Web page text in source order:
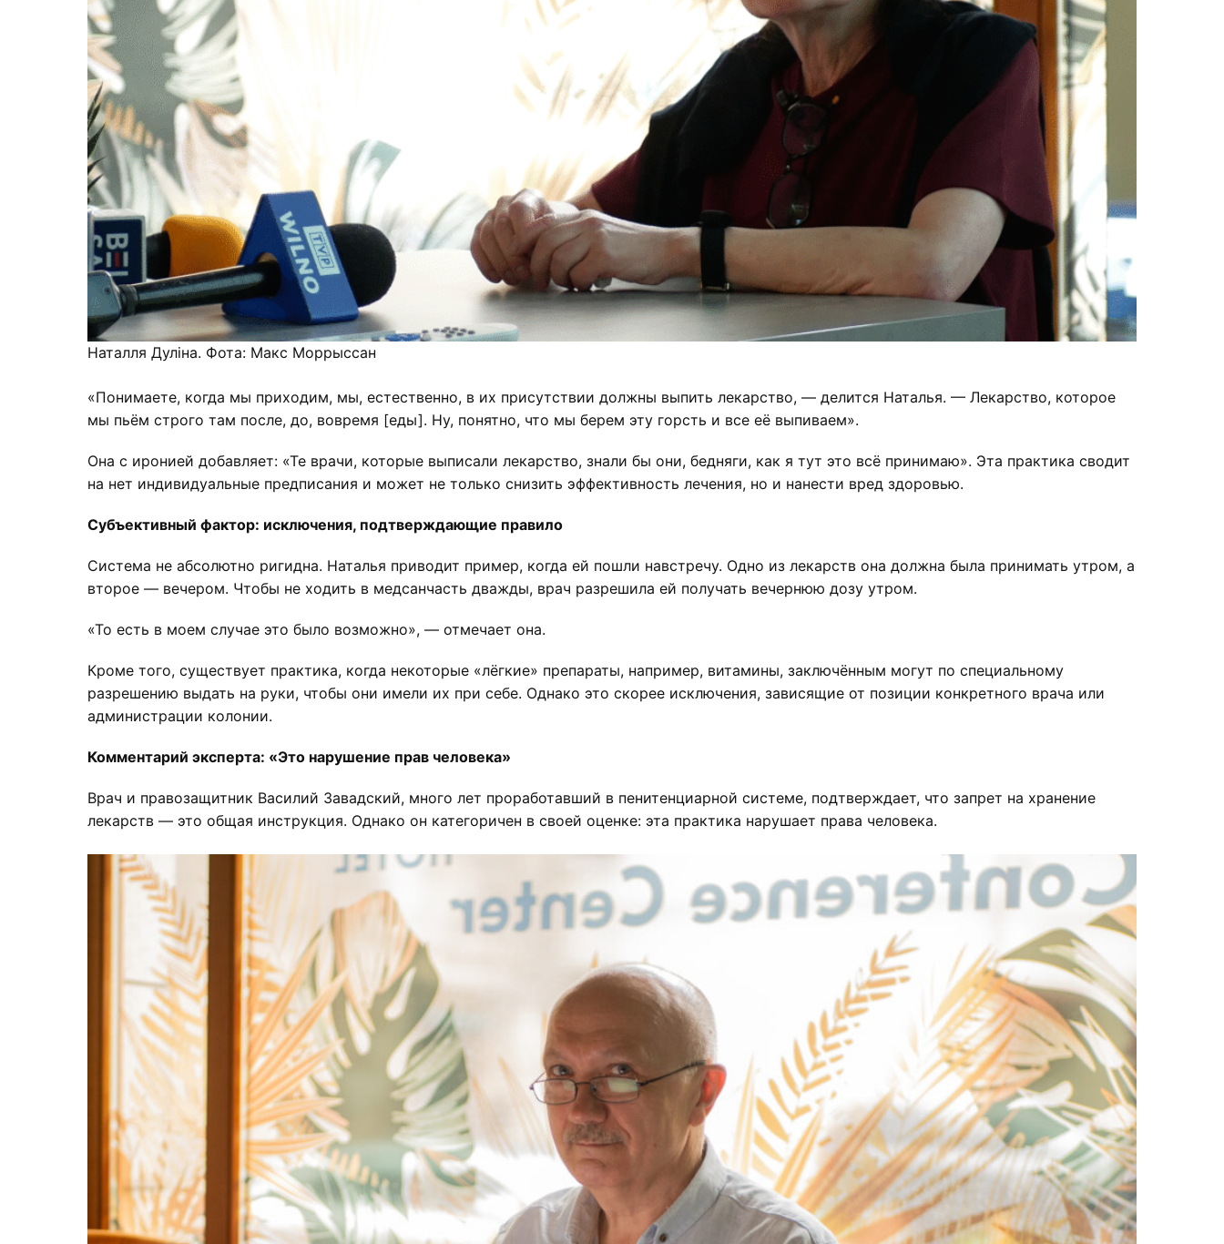
Наталля Дуліна. Фота: Макс Моррыссан
«Понимаете, когда мы приходим, мы, естественно, в их присутствии должны выпить лекарство, — делится Наталья. — Лекарство, которое
мы пьём строго там после, до, вовремя [еды]. Ну, понятно, что мы берем эту горсть и все её выпиваем».
Она с иронией добавляет: «Те врачи, которые выписали лекарство, знали бы они, бедняги, как я тут это всё принимаю». Эта практика сводит
на нет индивидуальные предписания и может не только снизить эффективность лечения, но и нанести вред здоровью.
Субъективный фактор: исключения, подтверждающие правило
Система не абсолютно ригидна. Наталья приводит пример, когда ей пошли навстречу. Одно из лекарств она должна была принимать утром, а
второе — вечером. Чтобы не ходить в медсанчасть дважды, врач разрешила ей получать вечернюю дозу утром.
«То есть в моем случае это было возможно», — отмечает она.
Кроме того, существует практика, когда некоторые «лёгкие» препараты, например, витамины, заключённым могут по специальному
разрешению выдать на руки, чтобы они имели их при себе. Однако это скорее исключения, зависящие от позиции конкретного врача или
администрации колонии.
Комментарий эксперта: «Это нарушение прав человека»
Врач и правозащитник Василий Завадский, много лет проработавший в пенитенциарной системе, подтверждает, что запрет на хранение
лекарств — это общая инструкция. Однако он категоричен в своей оценке: эта практика нарушает права человека.